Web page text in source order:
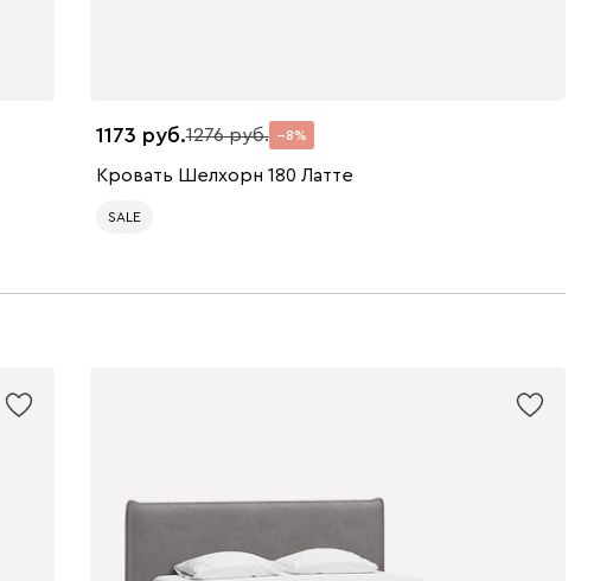
1173 1276 8
Кровать Шелхорн 180 Латте
SALE